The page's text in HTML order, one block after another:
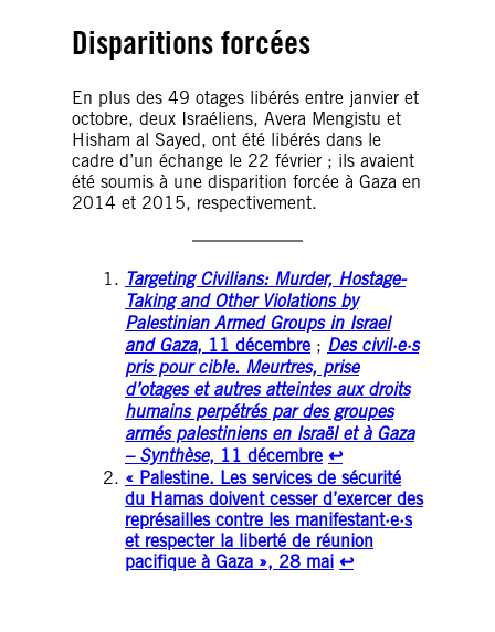
Disparitions forcées
En plus des 49 otages libérés entre janvier et
octobre, deux Israéliens, Avera Mengistu et
Hisham al Sayed, ont été libérés dans le
cadre d’un échange le 22 février ; ils avaient
été soumis à une disparition forcée à Gaza en
2014 et 2015, respectivement.
Targeting Civilians: Murder, Hostage-
Taking and Other Violations by
Palestinian Armed Groups in Israel
and Gaza, 11 décembre ; Des civil·e·s
pris pour cible. Meurtres, prise
d’otages et autres atteintes aux droits
humains perpétrés par des groupes
armés palestiniens en Israël et à Gaza
– Synthèse, 11 décembre ↩︎
« Palestine. Les services de sécurité
du Hamas doivent cesser d’exercer des
représailles contre les manifestant·e·s
et respecter la liberté de réunion
pacifique à Gaza », 28 mai ↩︎